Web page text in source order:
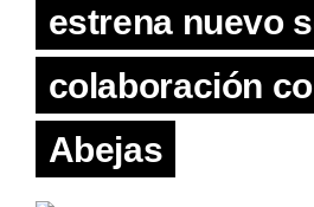
estrena nuevo
colaboración
Abejas